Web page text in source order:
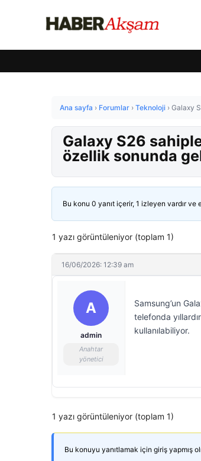
Ana sayfa › Forumlar › Teknoloji › Galaxy
Galaxy S26
özellik sonunda
Bu konu 0 yanıt içerir, 1 izleyen vardır ve
1 yazı görüntüleniyor (toplam 1)
16/06/2026: 12:39 am
A
admin
Anahtar
yönetici
Samsung’un
telefonda
kullanılabiliyor.
1 yazı görüntüleniyor (toplam 1)
Bu konuyu yanıtlamak için giriş yapmış